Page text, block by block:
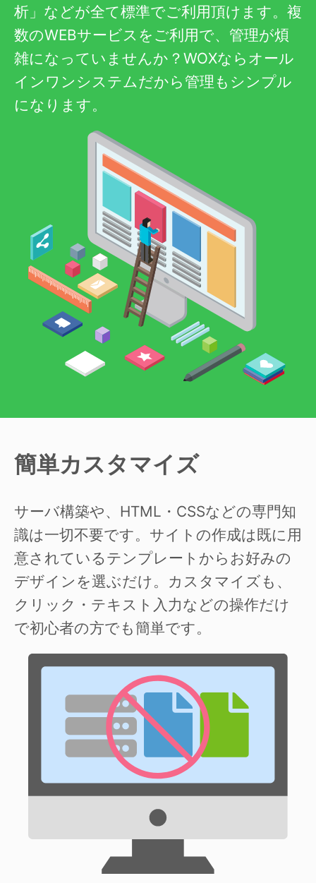
析」などが全て標準でご利用頂けます。複
数のWEBサービスをご利用で、管理が煩
雑になっていませんか？WOXならオール
インワンシステムだから管理もシンプル
になります。
簡単カスタマイズ
サーバ構築や、HTML・CSSなどの専門知
識は一切不要です。サイトの作成は既に用
意されているテンプレートからお好みの
デザインを選ぶだけ。カスタマイズも、
クリック・テキスト入力などの操作だけ
で初心者の方でも簡単です。